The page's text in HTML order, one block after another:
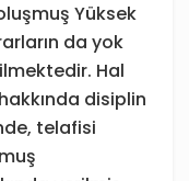
Yüksek
da yok
Hal
disiplin
telafisi